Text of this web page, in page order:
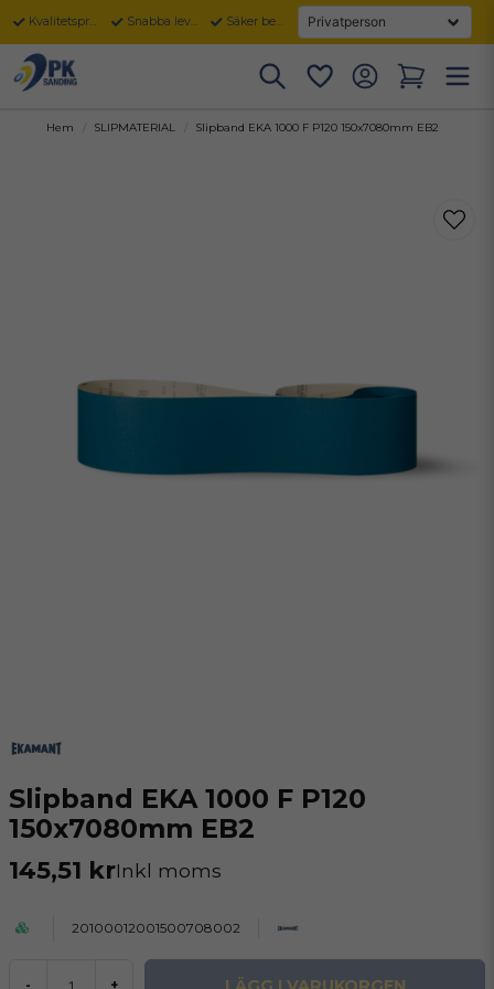
Kvalitetsprodukter Snabba leveranser Säker betalning
Hem SLIPMATERIAL Slipband EKA 1000 F P120 150x7080mm EB2
Slipband EKA 1000 F P120
150x7080mm EB2
145,51 krInkl moms
20100012001500708002
- +